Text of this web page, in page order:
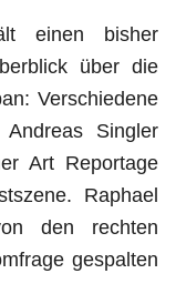
einen bisher
über die
Verschiedene
Singler
Art Reportage
Raphael
den rechten
gespalten